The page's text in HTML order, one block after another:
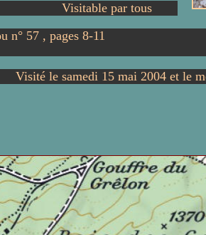
Visitable par tous
n° 57 , pages 8-11
Visité le samedi 15 mai 2004 et le